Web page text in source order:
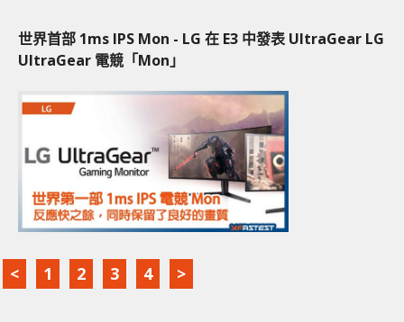
世界首部 1ms IPS Mon - LG 在 E3 中發表 UltraGear LG
UltraGear 電競「Mon」
< 1 2 3 4 >